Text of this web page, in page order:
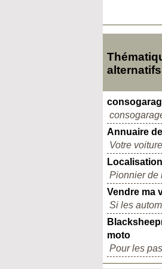
alternatifs
Annuaire
Votre
Pionnier de
Vendre ma
Si les
moto
Pour les